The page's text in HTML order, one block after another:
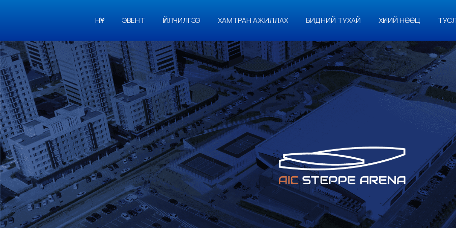
НҮҮР ЭВЕНТ ҮЙЛЧИЛГЭЭ ХАМТРАН АЖИЛЛАХ БИДНИЙ ТУХАЙ ХҮНИЙ НӨӨЦ